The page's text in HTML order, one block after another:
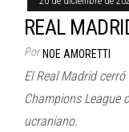
REAL
Por NOE AMORETTI
El Real Madrid
Champions League
ucraniano.